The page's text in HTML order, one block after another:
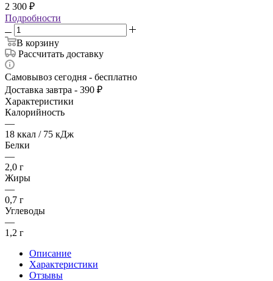
2 300 ₽
Подробности
В корзину
Рассчитать доставку
Самовывоз сегодня - бесплатно
Доставка завтра - 390 ₽
Характеристики
Калорийность
—
18 ккал / 75 кДж
Белки
—
2,0 г
Жиры
—
0,7 г
Углеводы
—
1,2 г
Описание
Характеристики
Отзывы